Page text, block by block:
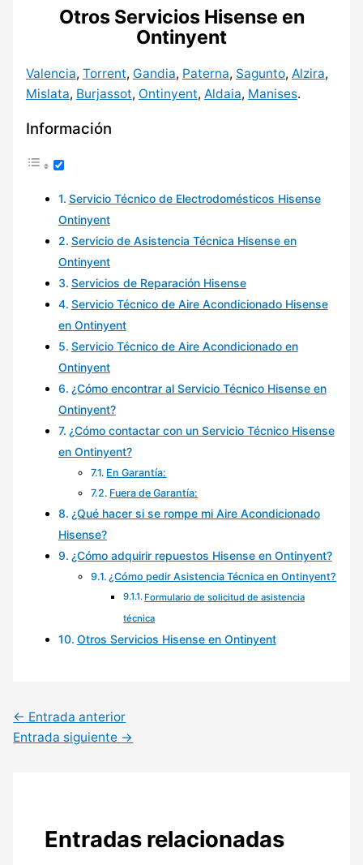
Otros Servicios Hisense en
Ontinyent
Valencia, Torrent, Gandia, Paterna, Sagunto, Alzira,
Mislata, Burjassot, Ontinyent, Aldaia, Manises.
Información
Servicio Técnico de Electrodomésticos Hisense
Ontinyent
Servicio de Asistencia Técnica Hisense en
Ontinyent
Servicios de Reparación Hisense
Servicio Técnico de Aire Acondicionado Hisense
en Ontinyent
Servicio Técnico de Aire Acondicionado en
Ontinyent
¿Cómo encontrar al Servicio Técnico Hisense en
Ontinyent?
¿Cómo contactar con un Servicio Técnico Hisense
en Ontinyent?
En Garantía:
Fuera de Garantía:
¿Qué hacer si se rompe mi Aire Acondicionado
Hisense?
¿Cómo adquirir repuestos Hisense en Ontinyent?
¿Cómo pedir Asistencia Técnica en Ontinyent?
Formulario de solicitud de asistencia
técnica
Otros Servicios Hisense en Ontinyent
← Entrada anterior
Entrada siguiente →
Entradas relacionadas